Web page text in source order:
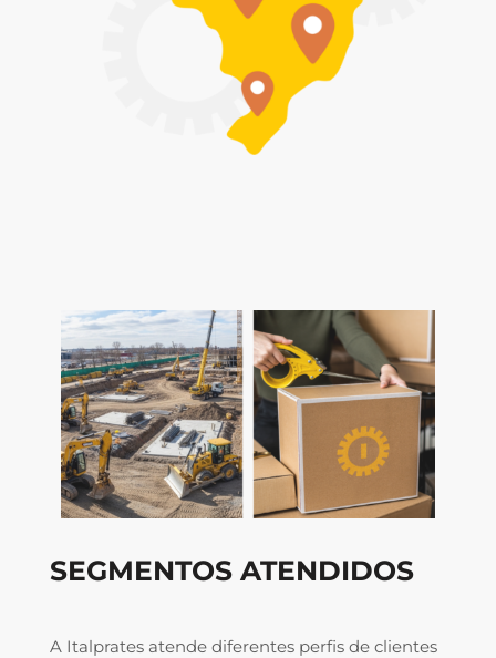
SEGMENTOS ATENDIDOS
A Italprates atende diferentes perfis de clientes